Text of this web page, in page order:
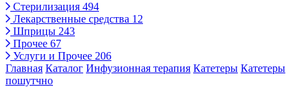
Стерилизация 494
Лекарственные средства 12
Шприцы 243
Прочее 67
Услуги и Прочее 206
Главная Каталог Инфузионная терапия Катетеры Катетеры
пошутчно